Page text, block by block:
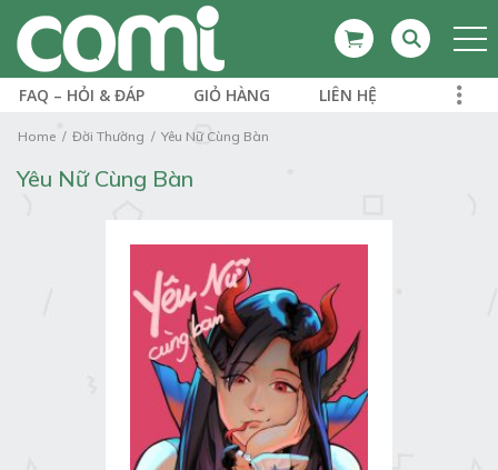
FAQ – HỎI & ĐÁP GIỎ HÀNG LIÊN HỆ
Home Đời Thường Yêu Nữ Cùng Bàn
Yêu Nữ Cùng Bàn